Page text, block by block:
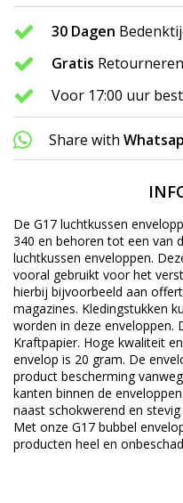
30 Dagen
Gratis Retourneren
Voor 17:00 uur
Share with
De G17 luchtkussen
340 en behoren tot een van
luchtkussen enveloppen.
vooral gebruikt voor het
hierbij bijvoorbeeld aan
magazines. Kledingstukken
worden in deze enveloppen.
Kraftpapier. Hoge kwaliteit
envelop is 20 gram. De
product bescherming
kanten binnen de
naast schokwerend en
Met onze G17 bubbel
producten heel en